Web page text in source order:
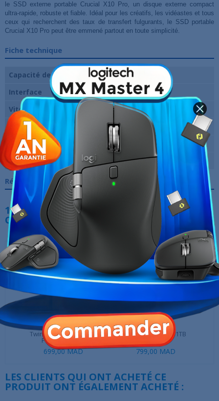
le SSD externe portable Crucial X10 Pro, un disque externe compact
ultra-rapide, robuste et fiable. Idéal pour les créatifs, les vidéastes et tous
ceux qui recherchent des taux de transfert fulgurants, le SSD portable
Crucial X10 Pro peut être emmené partout en toute simplicité.
Fiche technique
Capacité de disque
2 To
Interface
USB 3.2
Vitesse en lecture
2100 Mo/s
Vitesse en écriture
2000 Mo/s
Marque
Crucial
Garantie
12 Mois
Références spécifiques
10 AUTRES PRODUITS DANS LA MÊME
CATÉGORIE :
TwinMOS HDD Externe
ProDrive USB...
699,00 MAD
VERBATIM Vx500 1TB
799,00 MAD
‹ ›
LES CLIENTS QUI ONT ACHETÉ CE
PRODUIT ONT ÉGALEMENT ACHETÉ :